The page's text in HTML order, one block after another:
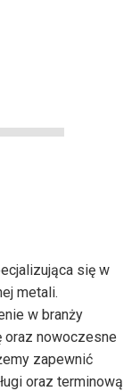
się w
metali.
w branży
oraz nowoczesne
zapewnić
oraz terminową